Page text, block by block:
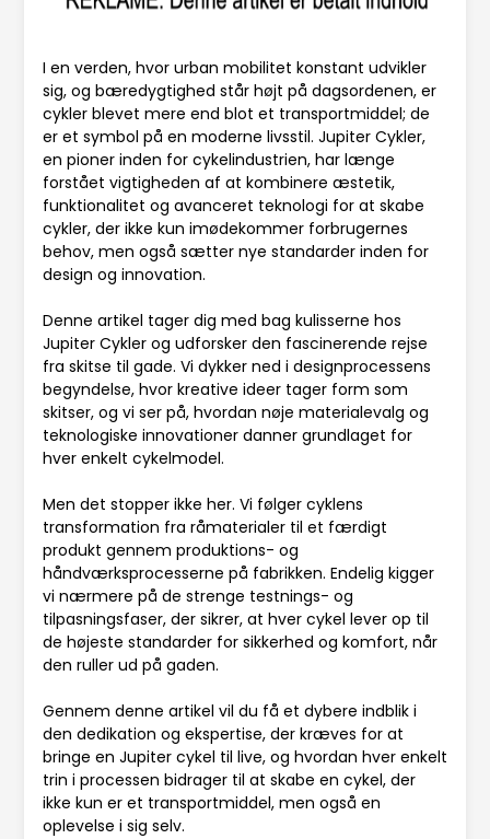
I en verden, hvor urban mobilitet konstant udvikler
sig, og bæredygtighed står højt på dagsordenen, er
cykler blevet mere end blot et transportmiddel; de
er et symbol på en moderne livsstil. Jupiter Cykler,
en pioner inden for cykelindustrien, har længe
forstået vigtigheden af at kombinere æstetik,
funktionalitet og avanceret teknologi for at skabe
cykler, der ikke kun imødekommer forbrugernes
behov, men også sætter nye standarder inden for
design og innovation.
Denne artikel tager dig med bag kulisserne hos
Jupiter Cykler og udforsker den fascinerende rejse
fra skitse til gade. Vi dykker ned i designprocessens
begyndelse, hvor kreative ideer tager form som
skitser, og vi ser på, hvordan nøje materialevalg og
teknologiske innovationer danner grundlaget for
hver enkelt cykelmodel.
Men det stopper ikke her. Vi følger cyklens
transformation fra råmaterialer til et færdigt
produkt gennem produktions- og
håndværksprocesserne på fabrikken. Endelig kigger
vi nærmere på de strenge testnings- og
tilpasningsfaser, der sikrer, at hver cykel lever op til
de højeste standarder for sikkerhed og komfort, når
den ruller ud på gaden.
Gennem denne artikel vil du få et dybere indblik i
den dedikation og ekspertise, der kræves for at
bringe en Jupiter cykel til live, og hvordan hver enkelt
trin i processen bidrager til at skabe en cykel, der
ikke kun er et transportmiddel, men også en
oplevelse i sig selv.